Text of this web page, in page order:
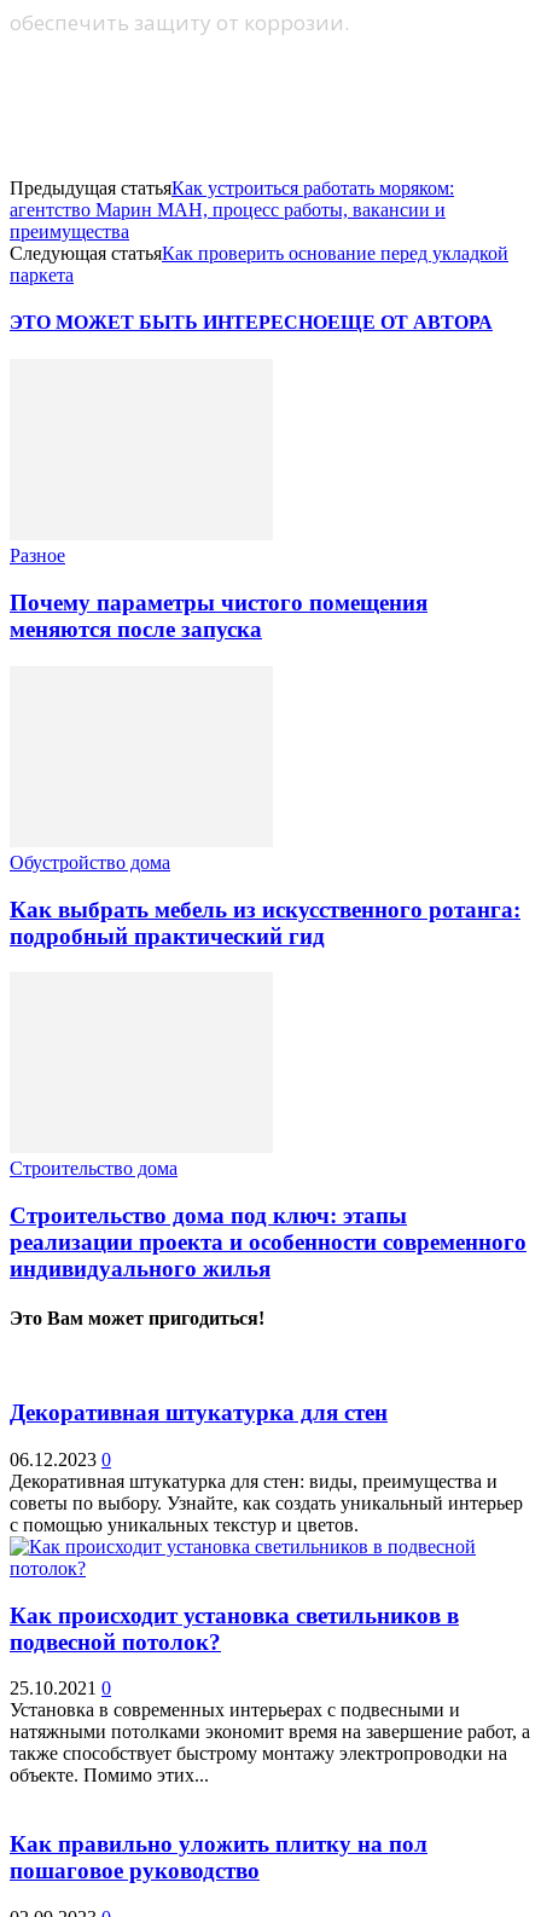
обеспечить защиту от коррозии.
Предыдущая статьяКак устроиться работать моряком:
агентство Марин МАН, процесс работы, вакансии и
преимущества
Следующая статьяКак проверить основание перед укладкой
паркета
ЭТО МОЖЕТ БЫТЬ ИНТЕРЕСНОЕЩЕ ОТ АВТОРА
Разное
Почему параметры чистого помещения
меняются после запуска
Обустройство дома
Как выбрать мебель из искусственного ротанга:
подробный практический гид
Строительство дома
Строительство дома под ключ: этапы
реализации проекта и особенности современного
индивидуального жилья
Это Вам может пригодиться!
Декоративная штукатурка для стен
06.12.2023 0
Декоративная штукатурка для стен: виды, преимущества и
советы по выбору. Узнайте, как создать уникальный интерьер
с помощью уникальных текстур и цветов.
Как происходит установка светильников в
подвесной потолок?
25.10.2021 0
Установка в современных интерьерах с подвесными и
натяжными потолками экономит время на завершение работ, а
также способствует быстрому монтажу электропроводки на
объекте. Помимо этих...
Как правильно уложить плитку на пол
пошаговое руководство